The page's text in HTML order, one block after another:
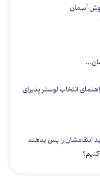
آسمان
انتخاب لوستر پذیرای